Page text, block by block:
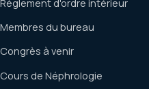
Membres du bureau
Congrès à venir
Cours de Néphrologie